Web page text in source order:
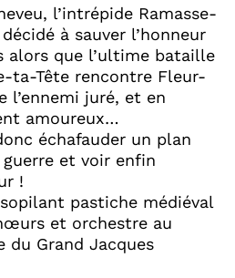
l’intrépide Ramasse-
à sauver l’honneur
alors que l’ultime bataille
ta-Tête rencontre Fleur-
juré, et en
amoureux…
échafauder un plan
et voir enfin
!
pastiche médiéval
et orchestre au
du Grand Jacques